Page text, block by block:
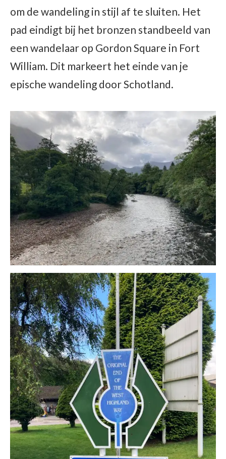
om de wandeling in stijl af te sluiten. Het
pad eindigt bij het bronzen standbeeld van
een wandelaar op Gordon Square in Fort
William. Dit markeert het einde van je
epische wandeling door Schotland.